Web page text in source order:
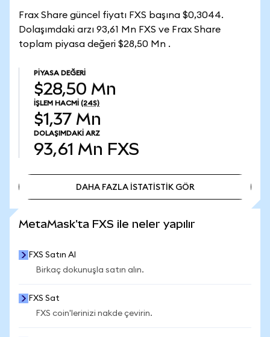
Frax Share güncel fiyatı FXS başına $0,3044.
Dolaşımdaki arzı 93,61 Mn FXS ve Frax Share
toplam piyasa değeri $28,50 Mn .
PIYASA DEĞERI
$28,50 Mn
İŞLEM HACMI (24S)
$1,37 Mn
DOLAŞIMDAKI ARZ
93,61 Mn FXS
DAHA FAZLA İSTATİSTİK GÖR
MetaMask'ta FXS ile neler yapılır
FXS Satın Al
Birkaç dokunuşla satın alın.
FXS Sat
FXS coin'lerinizi nakde çevirin.